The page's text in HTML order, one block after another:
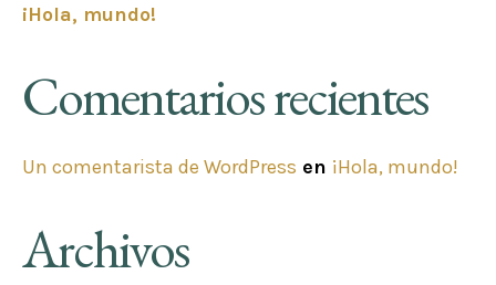
¡Hola, mundo!
Comentarios recientes
Un comentarista de WordPress en ¡Hola, mundo!
Archivos